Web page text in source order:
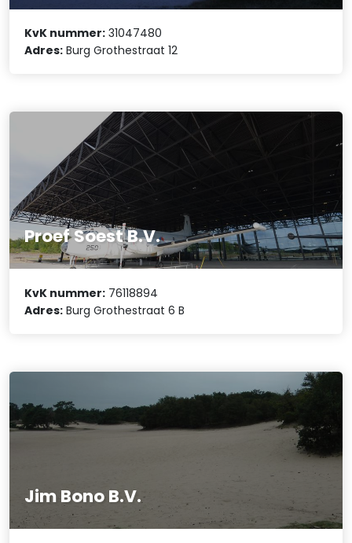
KvK nummer: 31047480
Adres: Burg Grothestraat 12
Proef Soest B.V.
KvK nummer: 76118894
Adres: Burg Grothestraat 6 B
Jim Bono B.V.